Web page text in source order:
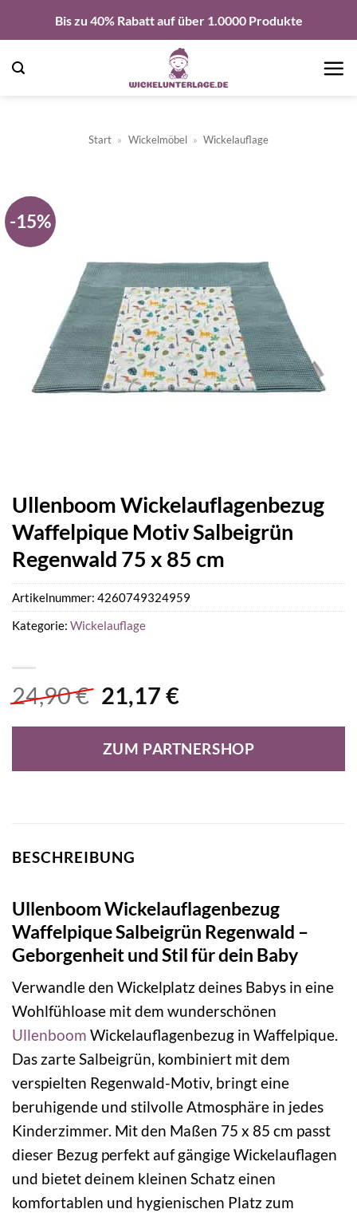
springen
Bis zu 40% Rabatt auf über 1.0000 Produkte
Start » Wickelmöbel » Wickelauflage
-15%
Ullenboom Wickelauflagenbezug
Waffelpique Motiv Salbeigrün
Regenwald 75 x 85 cm
24,90€ Ursprünglicher
war:
24,90 €
21,17 €Aktueller
ist:
21,17 €.
ZUM PARTNERSHOP
Artikelnummer: 4260749324959
Kategorie: Wickelauflage
BESCHREIBUNG
Ullenboom Wickelauflagenbezug
Waffelpique Salbeigrün Regenwald –
Geborgenheit und Stil für dein Baby
Verwandle den Wickelplatz deines Babys in eine
Wohlfühloase mit dem wunderschönen
Ullenboom Wickelauflagenbezug in Waffelpique.
Das zarte Salbeigrün, kombiniert mit dem
verspielten Regenwald-Motiv, bringt eine
beruhigende und stilvolle Atmosphäre in jedes
Kinderzimmer. Mit den Maßen 75 x 85 cm passt
dieser Bezug perfekt auf gängige Wickelauflagen
und bietet deinem kleinen Schatz einen
komfortablen und hygienischen Platz zum